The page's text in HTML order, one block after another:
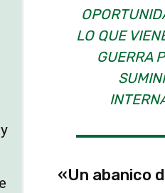
LO QUE
GUERRA
«Un abanico